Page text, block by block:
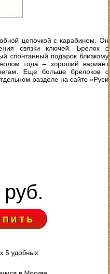
цепочкой с карабином. Он
связки ключей. Брелок с
спонтанный подарок близкому
года – хороший вариант
Еще больше брелоков с
разделе на сайте «Руси
5 удобных